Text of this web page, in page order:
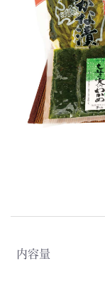
内容量